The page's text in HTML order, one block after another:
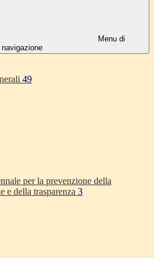
Menu di
navigazione
49
per la prevenzione della
e della trasparenza 3